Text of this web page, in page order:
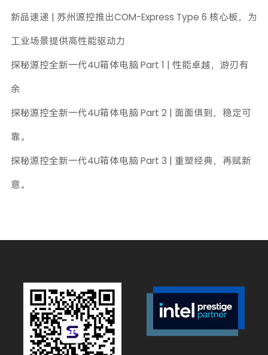
新品速递 | 苏州源控推出COM-Express Type 6 核心板，为
工业场景提供高性能驱动力
探秘源控全新一代4U箱体电脑 Part 1 | 性能卓越，游刃有
余
探秘源控全新一代4U箱体电脑 Part 2 | 面面俱到，稳定可
靠。
探秘源控全新一代4U箱体电脑 Part 3 | 重塑经典，再赋新
意。